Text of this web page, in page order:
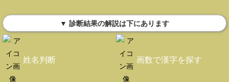
▼ 診断結果の解説は下にあります
姓名判断 画数で漢字を探す